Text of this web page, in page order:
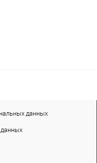
данных
данных